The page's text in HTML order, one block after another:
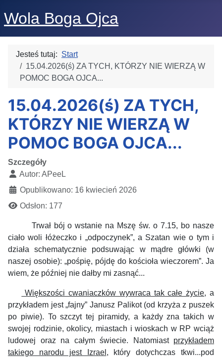
Wola Boga Ojca
Jesteś tutaj: Start
15.04.2026(ś) ZA TYCH, KTÓRZY NIE WIERZĄ W
POMOC BOGA OJCA...
15.04.2026(ś) ZA TYCH,
KTÓRZY NIE WIERZĄ W
POMOC BOGA OJCA...
Szczegóły
Autor: APeeL
Opublikowano: 16 kwiecień 2026
Odsłon: 177
Trwał bój o wstanie na Mszę św. o 7.15, bo nasze
ciało woli łóżeczko i „odpoczynek”, a Szatan wie o tym i
działa schematycznie podsuwając w mądre główki (w
naszej osobie): „pośpię, pójdę do kościoła wieczorem”. Ja
wiem, że później nie dałby mi zasnąć...
Większości cwaniaczków wywraca tak całe życie, a
przykładem jest „fajny” Janusz Palikot (od krzyża z puszek
po piwie). To szczyt tej piramidy, a każdy zna takich w
swojej rodzinie, okolicy, miastach i wioskach w RP wciąż
ludowej oraz na całym świecie.
Natomiast przykładem
takiego narodu jest Izrael , który dotychczas tkwi...pod